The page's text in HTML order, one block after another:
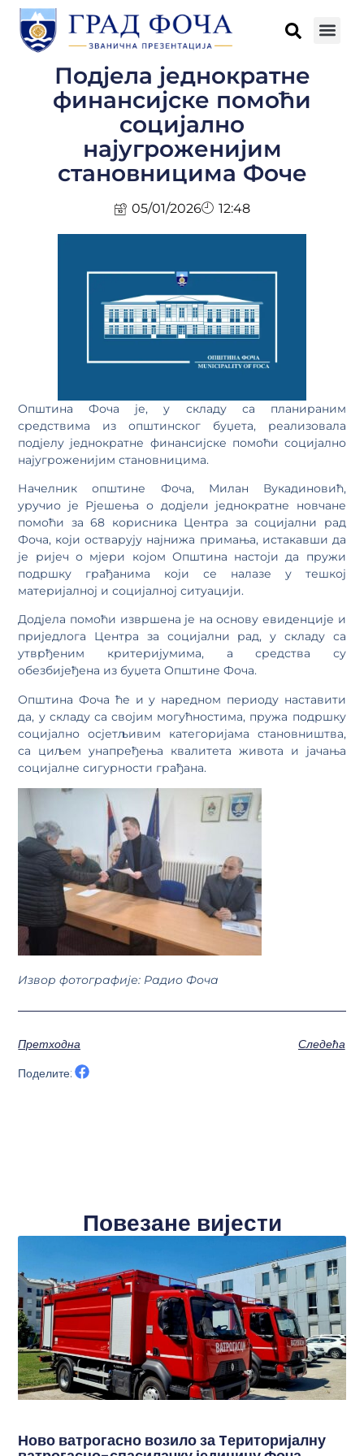
Подјела једнократне
финансијске помоћи
социјално
најугроженијим
становницима Фоче
05/01/2026 12:48
Општина Фоча је, у складу са планираним
средствима из општинског буџета, реализовала
подјелу једнократне финансијске помоћи социјално
најугроженијим становницима.
Начелник општине Фоча, Милан Вукадиновић,
уручио је Рјешења о додјели једнократне новчане
помоћи за 68 корисника Центра за социјални рад
Фоча, који остварују најнижа примања, истакавши да
је ријеч о мјери којом Општина настоји да пружи
подршку грађанима који се налазе у тешкој
материјалној и социјалној ситуацији.
Додјела помоћи извршена је на основу евиденције и
приједлога Центра за социјални рад, у складу са
утврђеним критеријумима, а средства су
обезбијеђена из буџета Општине Фоча.
Општина Фоча ће и у наредном периоду наставити
да, у складу са својим могућностима, пружа подршку
социјално осјетљивим категоријама становништва,
са циљем унапређења квалитета живота и јачања
социјалне сигурности грађана.
Извор фотографије: Радио Фоча
Претходна
Следећа
Поделите:
Повезане вијести
Ново ватрогасно возило за Tериторијалну